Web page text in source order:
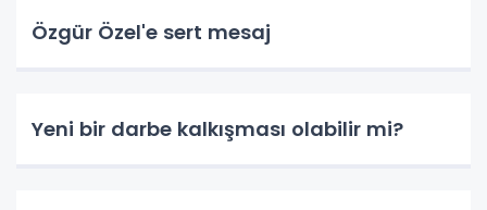
Özgür Özel'e sert mesaj
Yeni bir darbe kalkışması olabilir mi?